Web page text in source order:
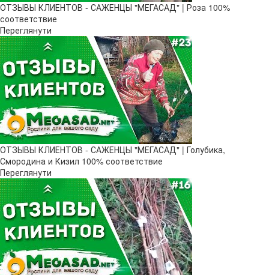
ОТЗЫВЫ КЛИЕНТОВ - САЖЕНЦЫ "МЕГАСАД" | Роза 100%
соответствие
Переглянути
ОТЗЫВЫ КЛИЕНТОВ - САЖЕНЦЫ "МЕГАСАД" | Голубика,
Смородина и Кизил 100% соответствие
Переглянути